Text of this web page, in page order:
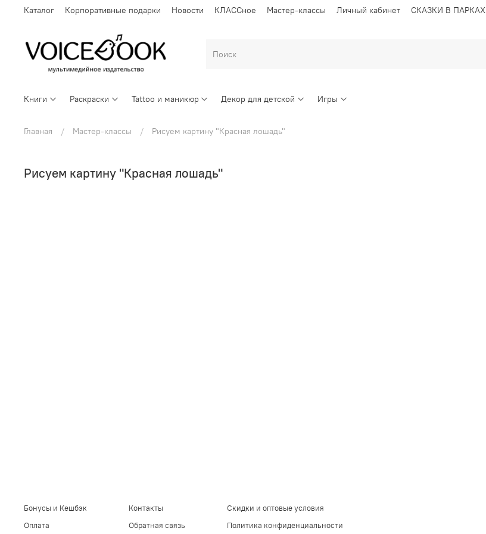
Каталог Корпоративные подарки Новости КЛАССное Мастер-классы Личный кабинет СКАЗКИ В ПАРКАХ
Книги Раскраски Tattoo и маникюр Декор для детской Игры
Главная Мастер-классы Рисуем картину "Красная лошадь"
Рисуем картину "Красная лошадь"
Бонусы и Кешбэк
Оплата
Контакты
Обратная связь
Скидки и оптовые условия
Политика конфиденциальности